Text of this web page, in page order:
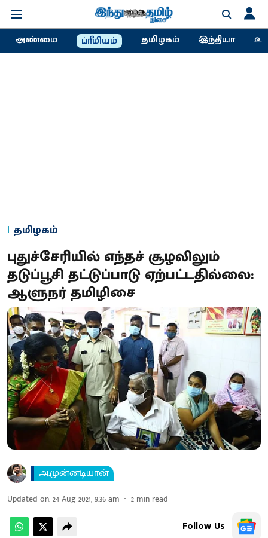
அண்மை ப்ரீமியம் தமிழகம் இந்தியா
தமிழகம்
புதுச்சேரியில் எந்தச் சூழலிலும்
தடுப்பூசி தட்டுப்பாடு ஏற்பட்டதில்லை:
ஆளுநர் தமிழிசை
அ.முன்னடியான்
Updated on:24 Aug 2021, 9:36 am 2 min read
Follow Us